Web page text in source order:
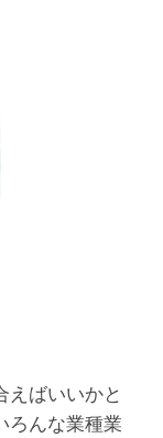
えばいいかと
ろんな業種業